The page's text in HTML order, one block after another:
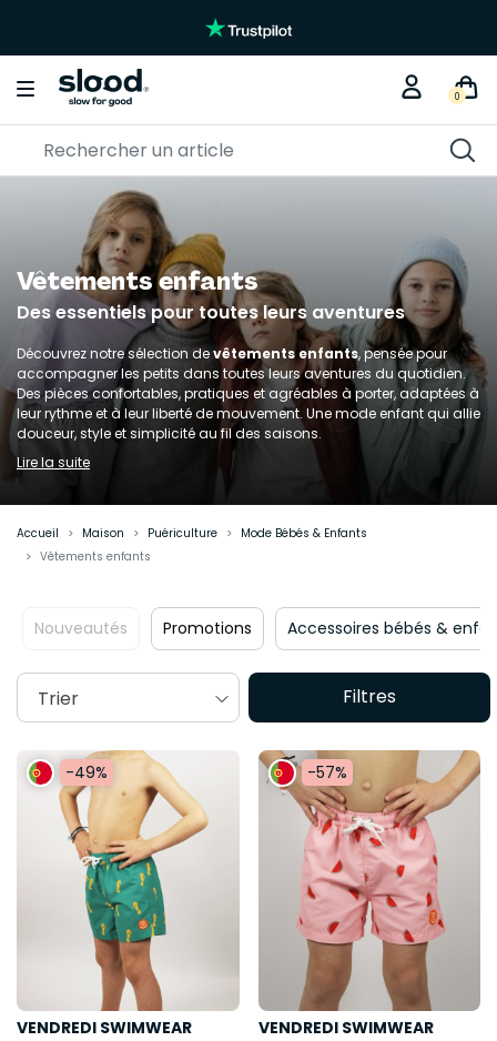
0
Vêtements enfants
Des essentiels pour toutes leurs aventures
Découvrez notre sélection devêtements enfants, pensée pour
accompagner les petits dans toutes leurs aventures du quotidien.
Des pièces confortables, pratiques et agréables à porter, adaptées à
leur rythme et à leur liberté de mouvement. Une mode enfant qui allie
douceur, style et simplicité au fil des saisons.
Lire la suite
Accueil Maison Puériculture
Mode Bébés & Enfants
Vêtements enfants
Promotions Accessoires bébés & enfants Vêtements
Filtres
Trier
-49%
VENDREDI SWIMWEAR
-57%
VENDREDI SWIMWEAR